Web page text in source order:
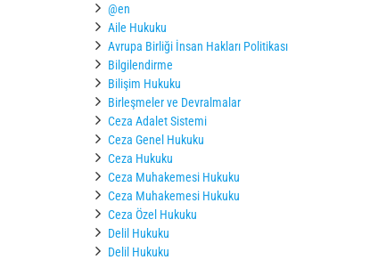
@en
Aile Hukuku
Avrupa Birliği İnsan Hakları Politikası
Bilgilendirme
Bilişim Hukuku
Birleşmeler ve Devralmalar
Ceza Adalet Sistemi
Ceza Genel Hukuku
Ceza Hukuku
Ceza Muhakemesi Hukuku
Ceza Muhakemesi Hukuku
Ceza Özel Hukuku
Delil Hukuku
Delil Hukuku